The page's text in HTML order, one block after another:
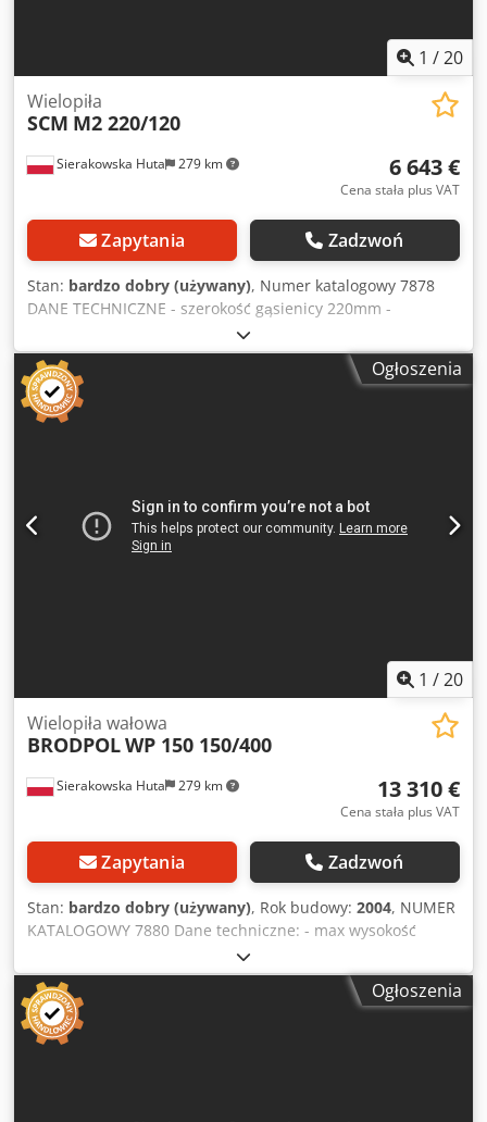
1 /20
Sierakowska Huta 279 km
Wielopiła
SCM M2 220/120
6 643 €
Cena stała plus VAT
Zapytania Zadzwoń
Stan: bardzo dobry (używany), Numer katalogowy 7878
DANE TECHNICZNE - szerokość gąsienicy 220mm -
szerokość wału 200mm - max średnica tarczy 350mm -
średnica otworu tarczy 70mm - max wysokość cięcia
120mm - szerokość blatu z prześwitem 1100mm - długość
blatu 1640mm - z góry: - rząd zapadek/odrzutników - 1
rolka poślizgowa dociskowa, metalowa - zapadki - rolka
posuwu na falowniku Dedpfx Asztadaji Ejkr - silnik posuwu
1,1kW - silnik główny 29kW - centralne smarowanie
gąsienicy - średnica króćca odciągu 180mm - wymiary
Ogłoszenia
1 /20
Sierakowska Huta 279 km
Wielopiła wałowa
BRODPOLWP 150 150/400
13 310 €
Cena stała plus VAT
Zapytania Zadzwoń
Stan: bardzo dobry (używany), Rok budowy: 2004, NUMER
KATALOGOWY 7880 Dane techniczne: - max wysokość
cięcia 150mm - max szerokość elementu 500mm -
szerokość robocza wału z piłami 400mm - średnica wału
70mm Djdpfx Aieztac Ne Eokr - max średnica piły 450mm -
z góry: - przeciwodrzutniki - 2 wały ciągnące, zębate –
dociskane pneumatycznie - z dołu: - rolka poślizgowa -
Ogłoszenia